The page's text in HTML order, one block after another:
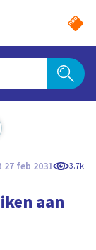
feb 2031 3.7k
aan